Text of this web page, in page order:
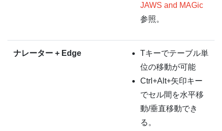
JAWS and MAGic
参照。
ナレーター + Edge
Tキーでテーブル単
位の移動が可能
Ctrl+Alt+矢印キー
でセル間を水平移
動/垂直移動でき
る。